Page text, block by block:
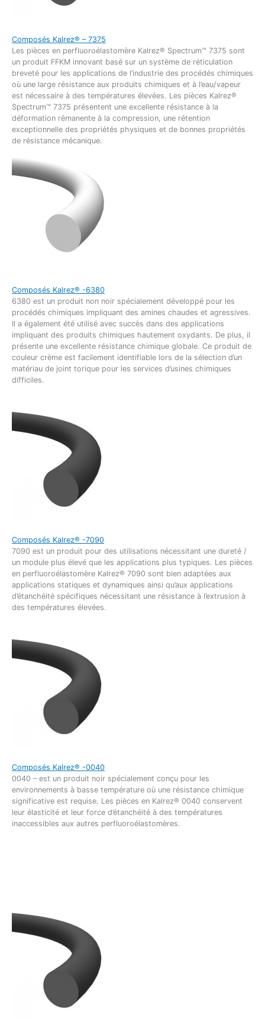
Composés Kalrez® – 7375
Les pièces en perfluoroélastomère Kalrez® Spectrum™ 7375 sont
un produit FFKM innovant basé sur un système de réticulation
breveté pour les applications de l’industrie des procédés chimiques
où une large résistance aux produits chimiques et à l’eau/vapeur
est nécessaire à des températures élevées. Les pièces Kalrez®
Spectrum™ 7375 présentent une excellente résistance à la
déformation rémanente à la compression, une rétention
exceptionnelle des propriétés physiques et de bonnes propriétés
de résistance mécanique.
Composés Kalrez® -6380
6380 est un produit non noir spécialement développé pour les
procédés chimiques impliquant des amines chaudes et agressives.
Il a également été utilisé avec succès dans des applications
impliquant des produits chimiques hautement oxydants. De plus, il
présente une excellente résistance chimique globale. Ce produit de
couleur crème est facilement identifiable lors de la sélection d’un
matériau de joint torique pour les services d’usines chimiques
difficiles.
Composés Kalrez® -7090
7090 est un produit pour des utilisations nécessitant une dureté /
un module plus élevé que les applications plus typiques. Les pièces
en perfluoroélastomère Kalrez® 7090 sont bien adaptées aux
applications statiques et dynamiques ainsi qu’aux applications
d’étanchéité spécifiques nécessitant une résistance à l’extrusion à
des températures élevées.
Composés Kalrez® -0040
0040 – est un produit noir spécialement conçu pour les
environnements à basse température où une résistance chimique
significative est requise. Les pièces en Kalrez® 0040 conservent
leur élasticité et leur force d’étanchéité à des températures
inaccessibles aux autres perfluoroélastomères.